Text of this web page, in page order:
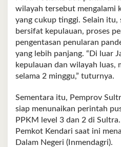
wilayah tersebut mengalami
yang cukup tinggi. Selain itu,
bersifat kepulauan, proses
pengentasan penularan
yang lebih panjang. “Di luar
kepulauan dan wilayah luas,
selama 2 minggu,” tuturnya.
Sementara itu, Pemprov
siap menunaikan perintah
PPKM level 3 dan 2 di
Pemkot Kendari saat ini
Dalam Negeri (Inmendagri).